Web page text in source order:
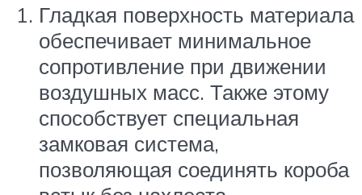
Гладкая поверхность материала
обеспечивает минимальное
сопротивление при движении
воздушных масс. Также этому
способствует специальная
замковая система,
позволяющая соединять короба